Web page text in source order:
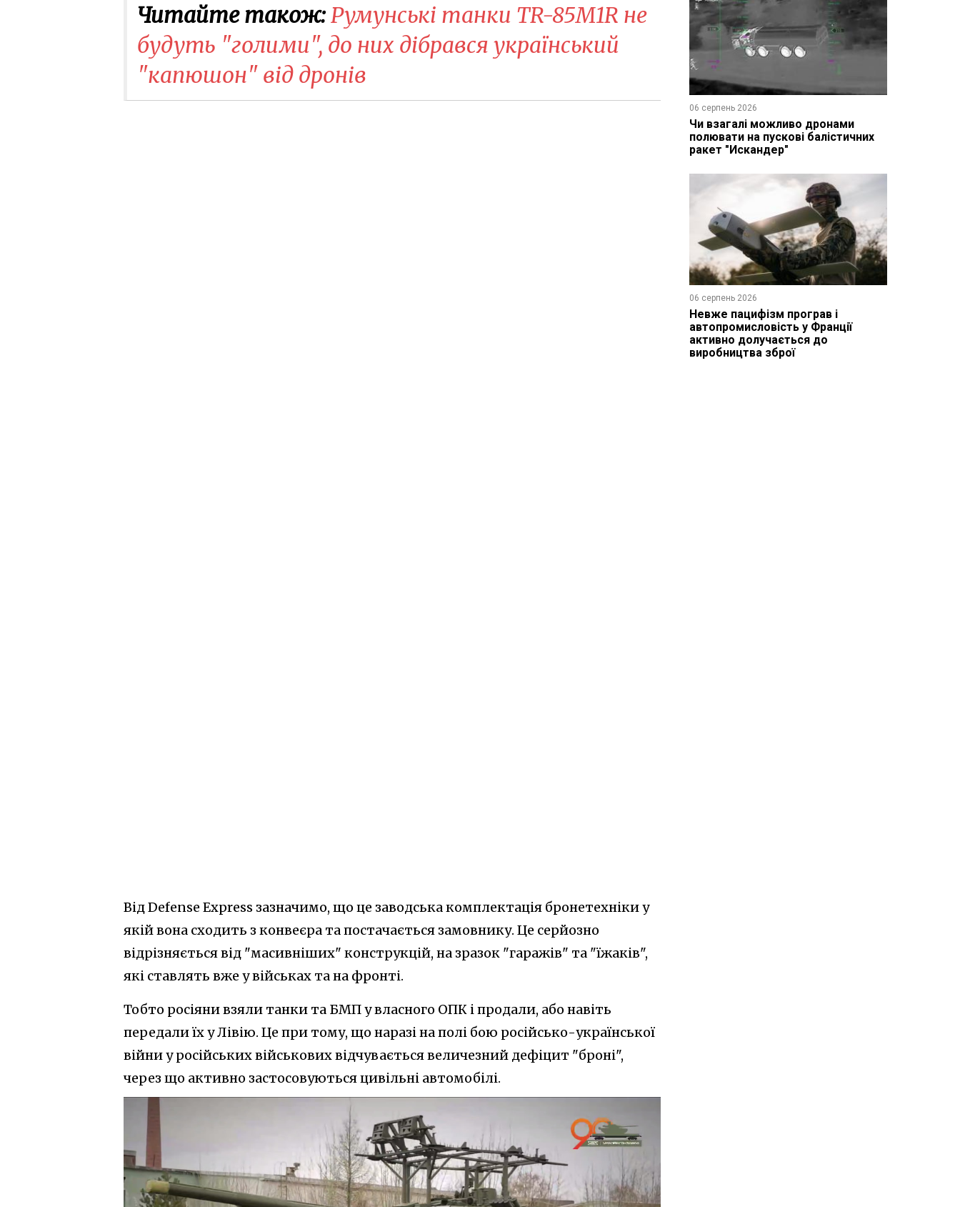
Читайте також:Румунські танки TR-85M1R не
будуть "голими", до них дібрався український
"капюшон" від дронів
Від Defense Express зазначимо, що це заводська комплектація бронетехніки у
якій вона сходить з конвеєра та постачається замовнику. Це серйозно
відрізняється від "масивніших" конструкцій, на зразок "гаражів" та "їжаків",
які ставлять вже у військах та на фронті.
Тобто росіяни взяли танки та БМП у власного ОПК і продали, або навіть
передали їх у Лівію. Це при тому, що наразі на полі бою російсько-української
війни у російських військових відчувається величезний дефіцит "броні",
через що активно застосовуються цивільні автомобілі.
06 серпень 2026
Чи взагалі можливо дронами
полювати на пускові балістичних
ракет "Искандер"
06 серпень 2026
Невже пацифізм програв і
автопромисловість у Франції
активно долучається до
виробництва зброї